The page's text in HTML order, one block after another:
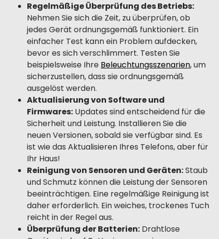
Regelmäßige Überprüfung des Betriebs:
Nehmen Sie sich die Zeit, zu überprüfen, ob
jedes Gerät ordnungsgemäß funktioniert. Ein
einfacher Test kann ein Problem aufdecken,
bevor es sich verschlimmert. Testen Sie
beispielsweise Ihre Beleuchtungsszenarien, um
sicherzustellen, dass sie ordnungsgemäß
ausgelöst werden.
Aktualisierung von Software und
Firmwares: Updates sind entscheidend für die
Sicherheit und Leistung. Installieren Sie die
neuen Versionen, sobald sie verfügbar sind. Es
ist wie das Aktualisieren Ihres Telefons, aber für
Ihr Haus!
Reinigung von Sensoren und Geräten:Staub
und Schmutz können die Leistung der Sensoren
beeinträchtigen. Eine regelmäßige Reinigung ist
daher erforderlich. Ein weiches, trockenes Tuch
reicht in der Regel aus.
Überprüfung der Batterien: Drahtlose